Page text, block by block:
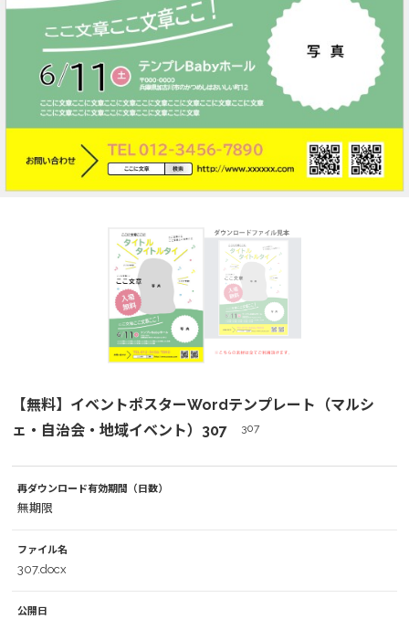
【無料】イベントポスターWordテンプレート（マルシ
ェ・自治会・地域イベント）307
307
再ダウンロード有効期間（日数）
無期限
ファイル名
307.docx
公開日